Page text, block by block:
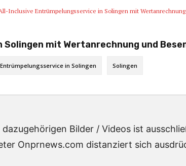
Inclusive Entrümpelungsservice in Solingen mit
mit Wertanrechnung und
Entrümpelungsservice in Solingen Solingen
Bilder / Videos ist
Onprnews.com distanziert sich